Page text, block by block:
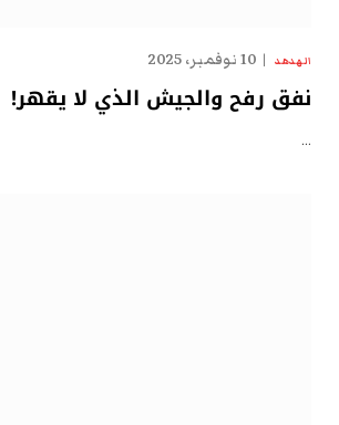
الهدهد 10 نوفمبر، 2025
نفق رفح والجيش الذي لا يقهر!
…